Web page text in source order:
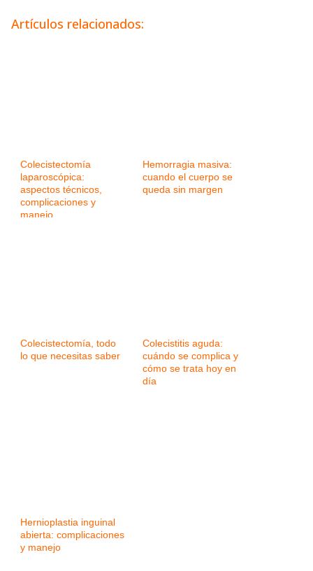
Artículos relacionados:
Colecistectomía
laparoscópica:
aspectos técnicos,
complicaciones y
manejo
Hemorragia masiva:
cuando el cuerpo se
queda sin margen
Colecistectomía, todo
lo que necesitas saber
Colecistitis aguda:
cuándo se complica y
cómo se trata hoy en
día
Hernioplastia inguinal
abierta: complicaciones
y manejo